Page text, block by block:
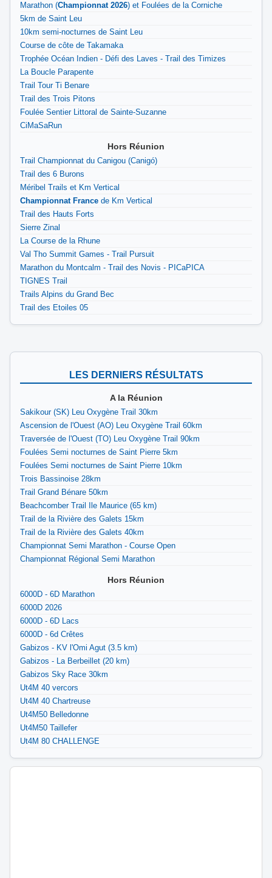
Marathon (Championnat 2026) et Foulées de la Corniche
5km de Saint Leu
10km semi-nocturnes de Saint Leu
Course de côte de Takamaka
Trophée Océan Indien - Défi des Laves - Trail des Timizes
La Boucle Parapente
Trail Tour Ti Benare
Trail des Trois Pitons
Foulée Sentier Littoral de Sainte-Suzanne
CiMaSaRun
Hors Réunion
Trail Championnat du Canigou (Canigó)
Trail des 6 Burons
Méribel Trails et Km Vertical
Championnat France de Km Vertical
Trail des Hauts Forts
Sierre Zinal
La Course de la Rhune
Val Tho Summit Games - Trail Pursuit
Marathon du Montcalm - Trail des Novis - PICaPICA
TIGNES Trail
Trails Alpins du Grand Bec
Trail des Etoiles 05
LES DERNIERS RÉSULTATS
A la Réunion
Sakikour (SK) Leu Oxygène Trail 30km
Ascension de l'Ouest (AO) Leu Oxygène Trail 60km
Traversée de l'Ouest (TO) Leu Oxygène Trail 90km
Foulées Semi nocturnes de Saint Pierre 5km
Foulées Semi nocturnes de Saint Pierre 10km
Trois Bassinoise 28km
Trail Grand Bénare 50km
Beachcomber Trail Ile Maurice (65 km)
Trail de la Rivière des Galets 15km
Trail de la Rivière des Galets 40km
Championnat Semi Marathon - Course Open
Championnat Régional Semi Marathon
Hors Réunion
6000D - 6D Marathon
6000D 2026
6000D - 6D Lacs
6000D - 6d Crêtes
Gabizos - KV l'Omi Agut (3.5 km)
Gabizos - La Berbeillet (20 km)
Gabizos Sky Race 30km
Ut4M 40 vercors
Ut4M 40 Chartreuse
Ut4M50 Belledonne
Ut4M50 Taillefer
Ut4M 80 CHALLENGE